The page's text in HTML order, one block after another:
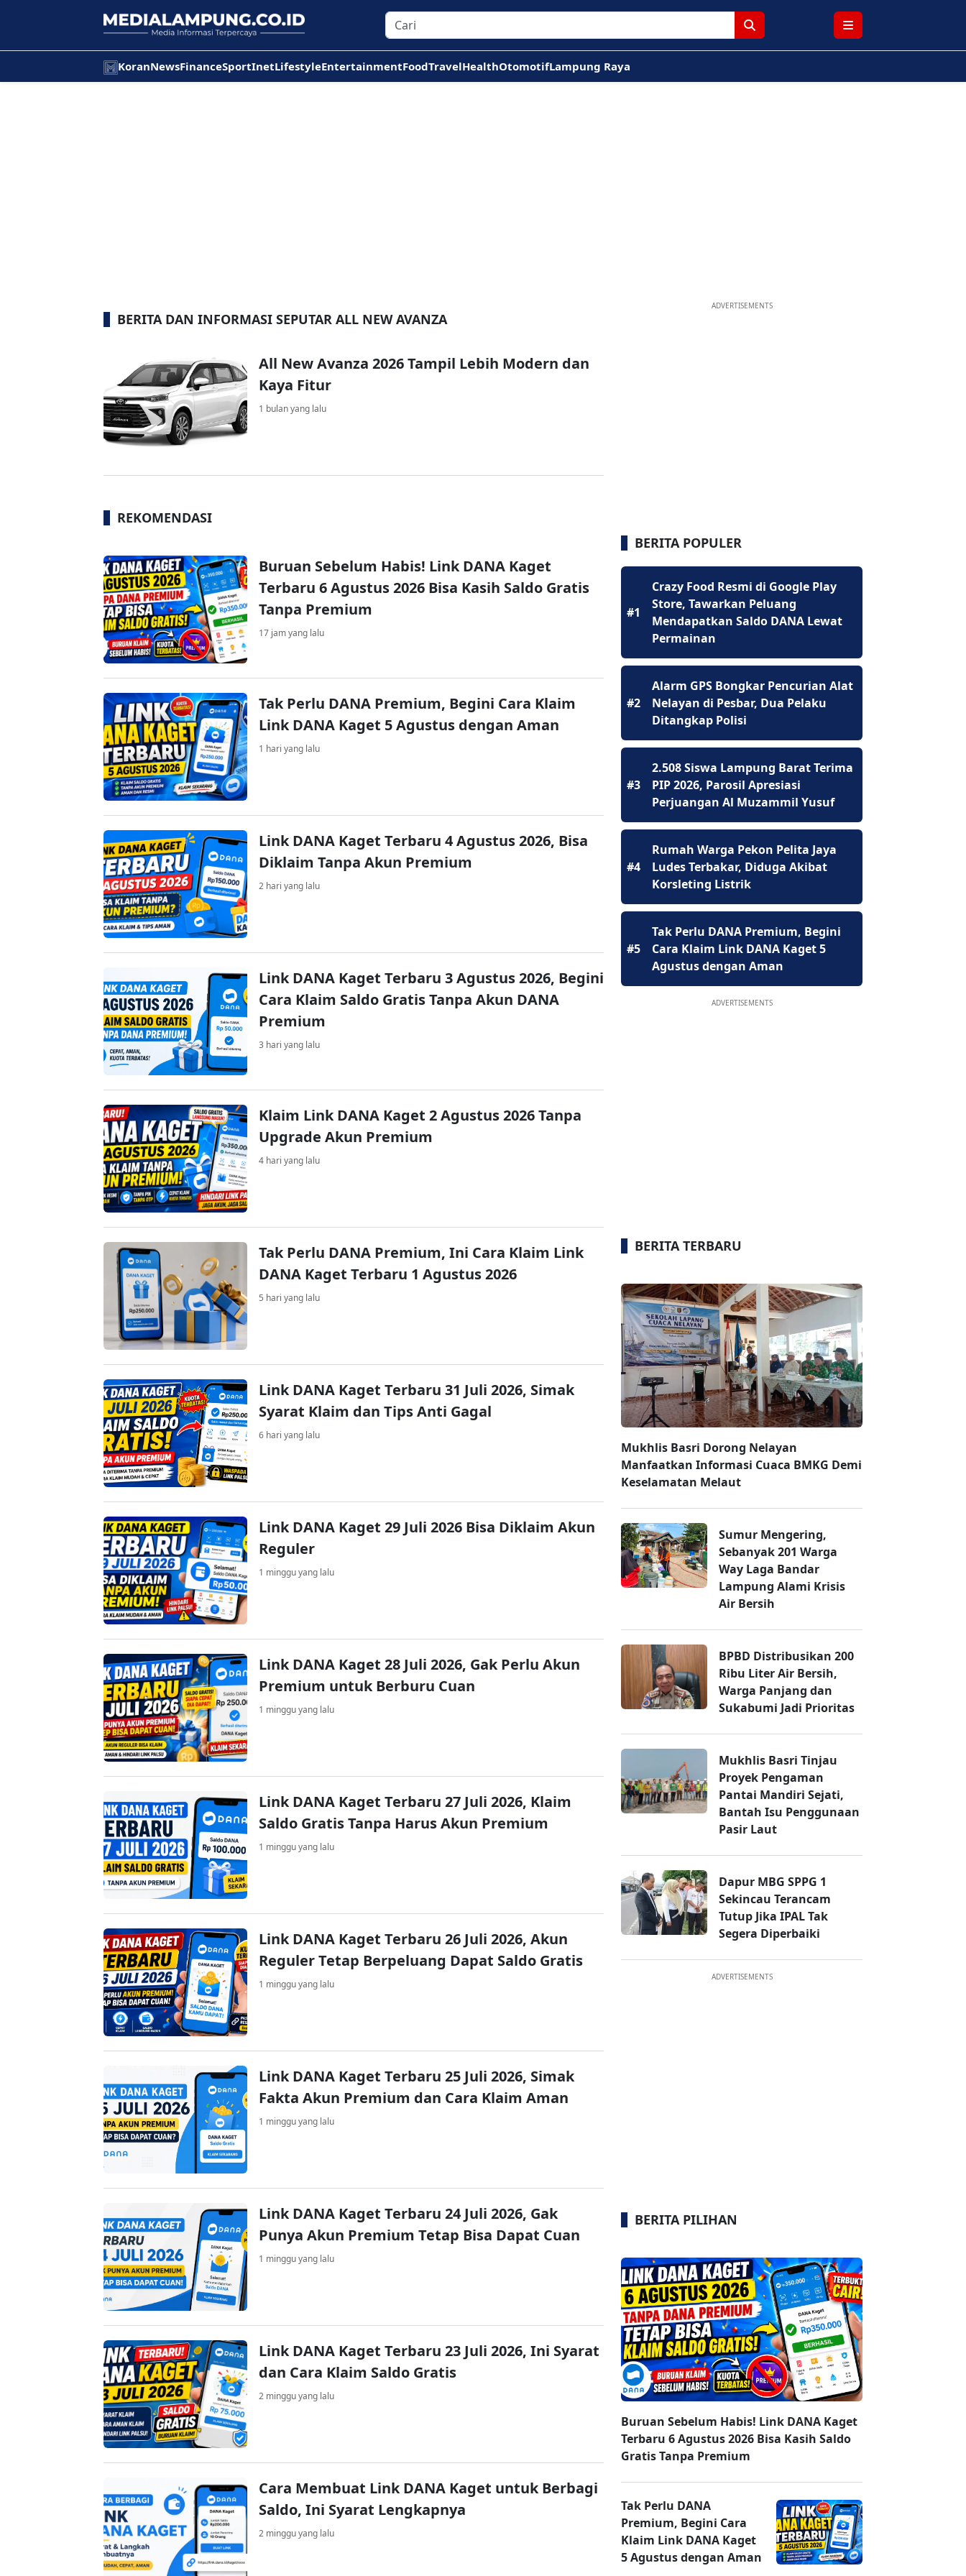
KoranNewsFinanceSportInetLifestyleEntertainmentFoodTravelHealthOtomotifLampung Raya
BERITA DAN INFORMASI SEPUTAR ALL NEW AVANZA
All New Avanza 2026 Tampil Lebih Modern dan
Kaya Fitur
1 bulan yang lalu
REKOMENDASI
Buruan Sebelum Habis! Link DANA Kaget
Terbaru 6 Agustus 2026 Bisa Kasih Saldo Gratis
Tanpa Premium
17 jam yang lalu
Tak Perlu DANA Premium, Begini Cara Klaim
Link DANA Kaget 5 Agustus dengan Aman
1 hari yang lalu
Link DANA Kaget Terbaru 4 Agustus 2026, Bisa
Diklaim Tanpa Akun Premium
2 hari yang lalu
Link DANA Kaget Terbaru 3 Agustus 2026, Begini
Cara Klaim Saldo Gratis Tanpa Akun DANA
Premium
3 hari yang lalu
Klaim Link DANA Kaget 2 Agustus 2026 Tanpa
Upgrade Akun Premium
4 hari yang lalu
Tak Perlu DANA Premium, Ini Cara Klaim Link
DANA Kaget Terbaru 1 Agustus 2026
5 hari yang lalu
Link DANA Kaget Terbaru 31 Juli 2026, Simak
Syarat Klaim dan Tips Anti Gagal
6 hari yang lalu
Link DANA Kaget 29 Juli 2026 Bisa Diklaim Akun
Reguler
1 minggu yang lalu
Link DANA Kaget 28 Juli 2026, Gak Perlu Akun
Premium untuk Berburu Cuan
1 minggu yang lalu
Link DANA Kaget Terbaru 27 Juli 2026, Klaim
Saldo Gratis Tanpa Harus Akun Premium
1 minggu yang lalu
Link DANA Kaget Terbaru 26 Juli 2026, Akun
Reguler Tetap Berpeluang Dapat Saldo Gratis
1 minggu yang lalu
Link DANA Kaget Terbaru 25 Juli 2026, Simak
Fakta Akun Premium dan Cara Klaim Aman
1 minggu yang lalu
Link DANA Kaget Terbaru 24 Juli 2026, Gak
Punya Akun Premium Tetap Bisa Dapat Cuan
1 minggu yang lalu
Link DANA Kaget Terbaru 23 Juli 2026, Ini Syarat
dan Cara Klaim Saldo Gratis
2 minggu yang lalu
Cara Membuat Link DANA Kaget untuk Berbagi
Saldo, Ini Syarat Lengkapnya
2 minggu yang lalu
ADVERTISEMENTS
BERITA POPULER
#1
Crazy Food Resmi di Google Play
Store, Tawarkan Peluang
Mendapatkan Saldo DANA Lewat
Permainan
#2
Alarm GPS Bongkar Pencurian Alat
Nelayan di Pesbar, Dua Pelaku
Ditangkap Polisi
#3
2.508 Siswa Lampung Barat Terima
PIP 2026, Parosil Apresiasi
Perjuangan Al Muzammil Yusuf
#4
Rumah Warga Pekon Pelita Jaya
Ludes Terbakar, Diduga Akibat
Korsleting Listrik
#5
Tak Perlu DANA Premium, Begini
Cara Klaim Link DANA Kaget 5
Agustus dengan Aman
ADVERTISEMENTS
BERITA TERBARU
Mukhlis Basri Dorong Nelayan
Manfaatkan Informasi Cuaca BMKG Demi
Keselamatan Melaut
Sumur Mengering,
Sebanyak 201 Warga
Way Laga Bandar
Lampung Alami Krisis
Air Bersih
BPBD Distribusikan 200
Ribu Liter Air Bersih,
Warga Panjang dan
Sukabumi Jadi Prioritas
Mukhlis Basri Tinjau
Proyek Pengaman
Pantai Mandiri Sejati,
Bantah Isu Penggunaan
Pasir Laut
Dapur MBG SPPG 1
Sekincau Terancam
Tutup Jika IPAL Tak
Segera Diperbaiki
ADVERTISEMENTS
BERITA PILIHAN
Buruan Sebelum Habis! Link DANA Kaget
Terbaru 6 Agustus 2026 Bisa Kasih Saldo
Gratis Tanpa Premium
Tak Perlu DANA
Premium, Begini Cara
Klaim Link DANA Kaget
5 Agustus dengan Aman